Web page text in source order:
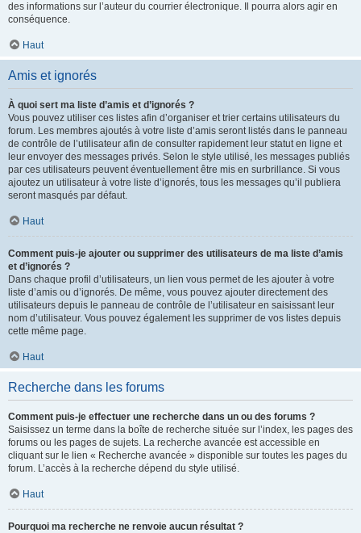
des informations sur l’auteur du courrier électronique. Il pourra alors agir en
conséquence.
Haut
Amis et ignorés
À quoi sert ma liste d’amis et d’ignorés ?
Vous pouvez utiliser ces listes afin d’organiser et trier certains utilisateurs du
forum. Les membres ajoutés à votre liste d’amis seront listés dans le panneau
de contrôle de l’utilisateur afin de consulter rapidement leur statut en ligne et
leur envoyer des messages privés. Selon le style utilisé, les messages publiés
par ces utilisateurs peuvent éventuellement être mis en surbrillance. Si vous
ajoutez un utilisateur à votre liste d’ignorés, tous les messages qu’il publiera
seront masqués par défaut.
Haut
Comment puis-je ajouter ou supprimer des utilisateurs de ma liste d’amis
et d’ignorés ?
Dans chaque profil d’utilisateurs, un lien vous permet de les ajouter à votre
liste d’amis ou d’ignorés. De même, vous pouvez ajouter directement des
utilisateurs depuis le panneau de contrôle de l’utilisateur en saisissant leur
nom d’utilisateur. Vous pouvez également les supprimer de vos listes depuis
cette même page.
Haut
Recherche dans les forums
Comment puis-je effectuer une recherche dans un ou des forums ?
Saisissez un terme dans la boîte de recherche située sur l’index, les pages des
forums ou les pages de sujets. La recherche avancée est accessible en
cliquant sur le lien « Recherche avancée » disponible sur toutes les pages du
forum. L’accès à la recherche dépend du style utilisé.
Haut
Pourquoi ma recherche ne renvoie aucun résultat ?